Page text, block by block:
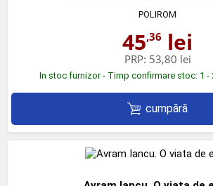
POLIROM
45,36 lei
PRP: 53,80 lei
In stoc furnizor - Timp confirmare stoc: 1 -
cumpără